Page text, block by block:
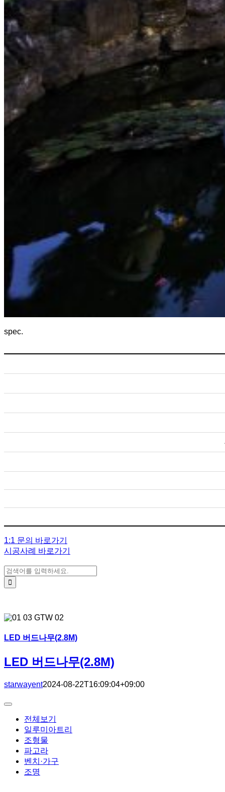
spec.
1:1 문의 바로가기
시공사례 바로가기
검색:
LED 버드나무(2.8M)
LED 버드나무(2.8M)
starwayent2024-08-22T16:09:04+09:00
Toggle
Navigation전체보기
일루미아트리
조형물
파고라
벤치·가구
조명